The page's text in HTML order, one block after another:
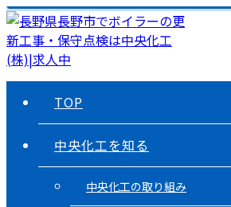
TOP
中央化工を知る
中央化工の取り組み